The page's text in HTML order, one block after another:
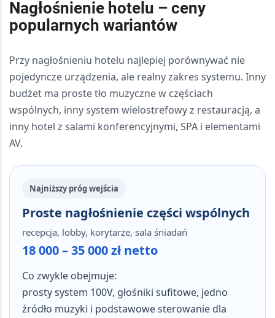
Nagłośnienie hotelu – ceny
popularnych wariantów
Przy nagłośnieniu hotelu najlepiej porównywać nie
pojedyncze urządzenia, ale realny zakres systemu. Inny
budżet ma proste tło muzyczne w częściach
wspólnych, inny system wielostrefowy z restauracją, a
inny hotel z salami konferencyjnymi, SPA i elementami
AV.
Najniższy próg wejścia
Proste nagłośnienie części wspólnych
recepcja, lobby, korytarze, sala śniadań
18 000 – 35 000 zł netto
Co zwykle obejmuje:
prosty system 100V, głośniki sufitowe, jedno
źródło muzyki i podstawowe sterowanie dla